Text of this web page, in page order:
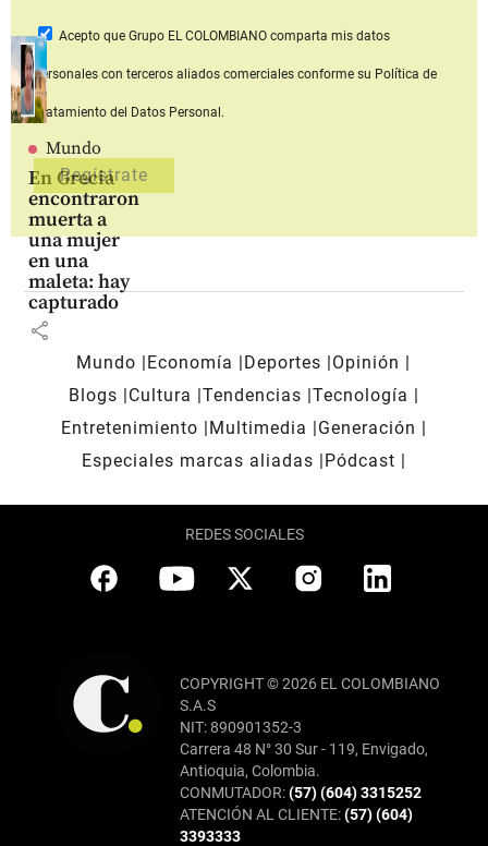
Mundo
En Grecia
encontraron
muerta a
una mujer
en una
maleta: hay
capturado
share
Acepto que Grupo EL COLOMBIANOcomparta mis datos
personales con terceros aliados comerciales conforme su Política de
Tratamiento del Datos Personal.
Mundo Economía Deportes
Opinión
Blogs
Cultura Tendencias Tecnología
Entretenimiento
Multimedia
Generación
Especiales marcas aliadas
Pódcast
REDES SOCIALES
COPYRIGHT © 2026 EL COLOMBIANO
S.A.S
NIT: 890901352-3
Carrera 48 N° 30 Sur - 119, Envigado,
Antioquia, Colombia.
CONMUTADOR:(57) (604) 3315252
ATENCIÓN AL CLIENTE:(57) (604)
3393333